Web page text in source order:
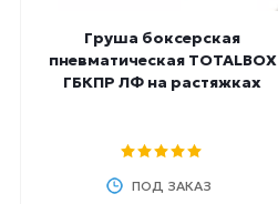
Груша боксерская
пневматическая TOTALBOX
ГБКПР ЛФ на растяжках
ПОД ЗАКАЗ